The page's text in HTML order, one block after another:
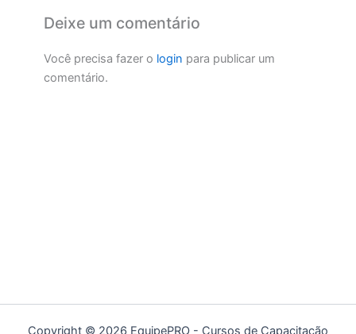
Deixe um comentário
Você precisa fazer o login para publicar um
comentário.
Copyright © 2026 EquipePRO - Cursos de Capacitação